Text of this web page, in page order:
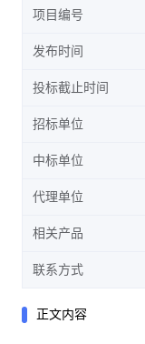
项目编号
发布时间
投标截止时间
招标单位
中标单位
代理单位
相关产品
联系方式
正文内容